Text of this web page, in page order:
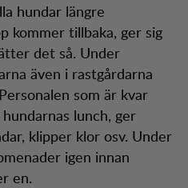
hundar längre
kommer tillbaka, ger sig
det så. Under
även i rastgårdarna
som är kvar
lunch, ger
klipper klor osv. Under
igen innan
en.